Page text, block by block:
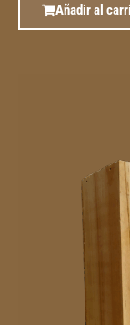
Añadir al